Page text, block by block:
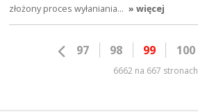
złożony proces wyłaniania… » więcej
97 98 99 100
6662 na 667 stronach